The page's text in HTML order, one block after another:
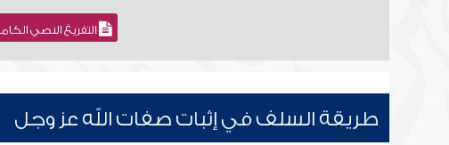
التفريغ النصي
طريقة السلف في إثبات صفات الله عز وجل